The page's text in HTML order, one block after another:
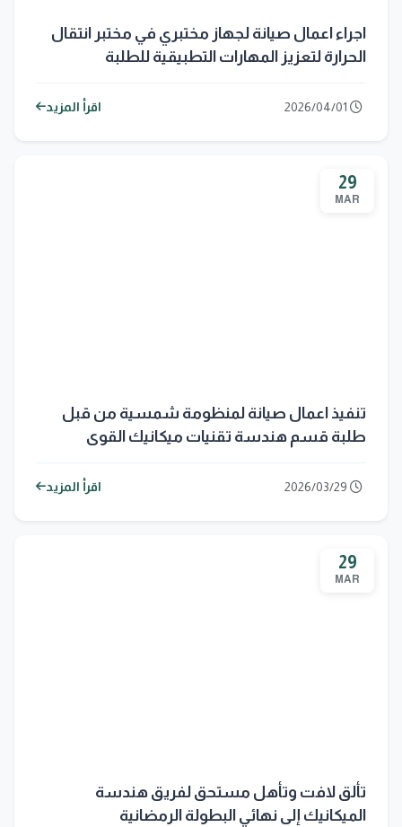
اجراء اعمال صيانة لجهاز مختبري في مختبر انتقال
الحرارة لتعزيز المهارات التطبيقية للطلبة
اقرأ المزيد
29
MAR
تنفيذ اعمال صيانة لمنظومة شمسية من قبل
طلبة قسم هندسة تقنيات ميكانيك القوى
اقرأ المزيد
29
MAR
تألق لافت وتأهل مستحق لفريق هندسة
الميكانيك إلى نهائي البطولة الرمضانية